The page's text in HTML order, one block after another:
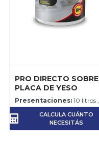
PRO DIRECTO SOBRE
PLACA DE YESO
Presentaciones:10 litros ,
Rendimiento:8 - 10m2 por
CALCULA CUÁNTO
NECESITÁS